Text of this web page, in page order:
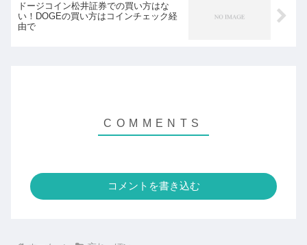
ドージコイン松井証券での買い方はな
い！DOGEの買い方はコインチェック経
由で
コメントを書き込む